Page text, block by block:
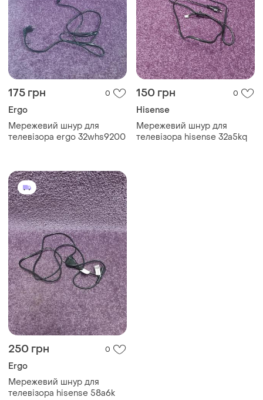
175 грн 0
Ergo
Мережевий шнур для
телевізора ergo 32whs9200
150 грн 0
Hisense
Мережевий шнур для
телевізора hisense 32a5kq
250 грн 0
Ergo
Мережевий шнур для
телевізора hisense 58a6k